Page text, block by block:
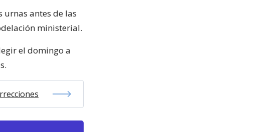
urnas antes de las
ministerial.
el domingo a